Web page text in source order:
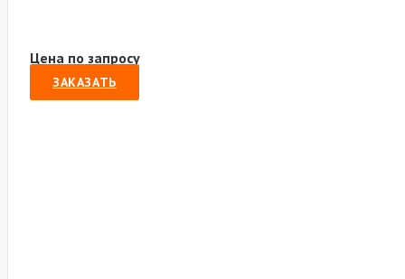
Цена по запросу
ЗАКАЗАТЬ